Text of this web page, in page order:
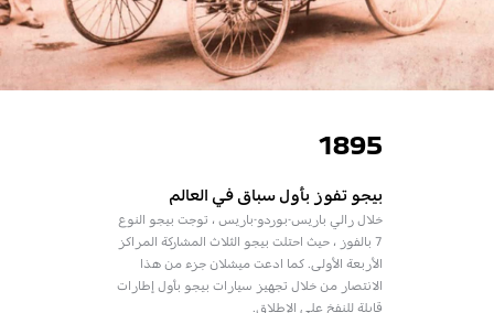
1895
بيجو تفوز بأول سباق في العالم
خلال رالي باريس-بوردو-باريس ، توجت بيجو النوع
7 بالفوز ، حيث احتلت بيجو الثلاث المشاركة المراكز
الأربعة الأولى. كما ادعت ميشلان جزء من هذا
الانتصار من خلال تجهيز سيارات بيجو بأول إطارات
قابلة للنفخ على الإطلاق.